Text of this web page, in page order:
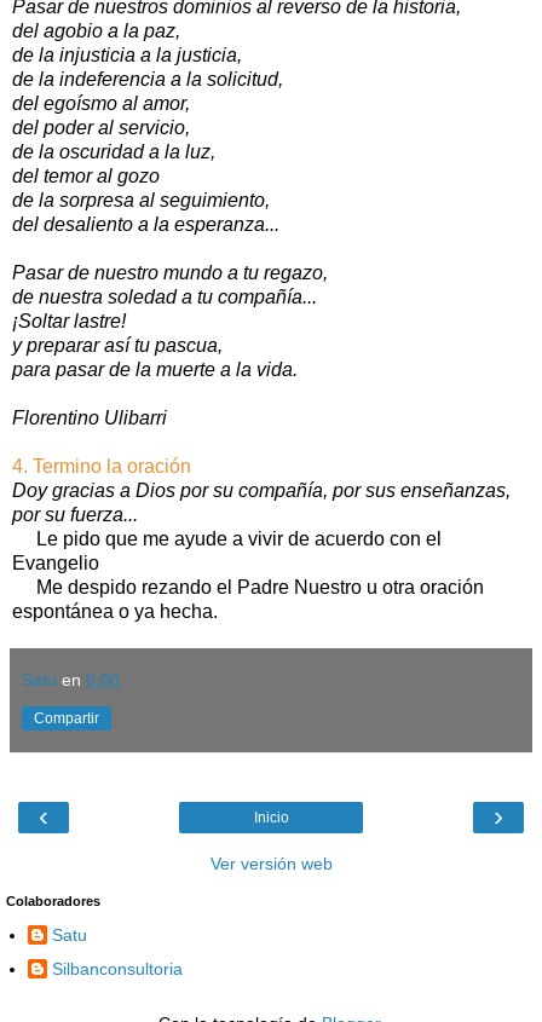
Pasar de nuestros dominios al reverso de la historia,
del agobio a la paz,
de la injusticia a la justicia,
de la indeferencia a la solicitud,
del egoísmo al amor,
del poder al servicio,
de la oscuridad a la luz,
del temor al gozo
de la sorpresa al seguimiento,
del desaliento a la esperanza...
Pasar de nuestro mundo a tu regazo,
de nuestra soledad a tu compañía...
¡Soltar lastre!
y preparar así tu pascua,
para pasar de la muerte a la vida.
Florentino Ulibarri
4. Termino la oración
Doy gracias a Dios por su compañía, por sus enseñanzas,
por su fuerza...
Le pido que me ayude a vivir de acuerdo con el
Evangelio
Me despido rezando el Padre Nuestro u otra oración
espontánea o ya hecha.
Satu en 0:00
Compartir
‹ ›
Inicio
Ver versión web
Colaboradores
Satu
Silbanconsultoria